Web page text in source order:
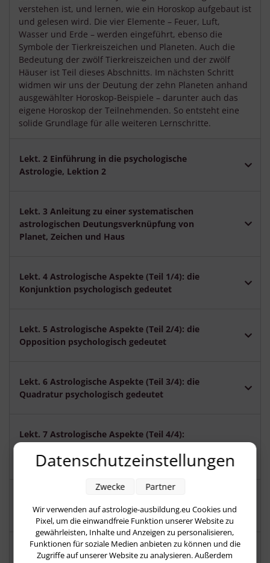
verstehen ist, und lernen, wie ein Horoskop aufgebaut ist
und gelesen wird. Die vier Elemente – Feuer, Luft,
Wasser und Erde – werden eingeführt, ebenso die
Symbole der Tierkreiszeichen und Planeten. Auch die
Bedeutung der zwölf Tierkreiszeichen und der zwölf
Häuser ist Teil dieses Abschnitts. Im nächsten Schritt
widmen wir uns der Deutung der zehn Planeten anhand
ausgewählter Horoskop-Beispiele – darunter auch das
eigene Horoskop der Teilnehmenden. So entsteht eine
solide Grundlage für alle weiteren Lernschritte.
Lekt. 2 Einführung in die psychologische
Astrologie, Lektion 2
Lekt. 3 Anleitung zu einer systematischen
astrologischen Deutungsverknüpfung von
Planet, Zeichen und Haus
Lekt. 4 Astrologische Aspekte (Teil 1/4): die
Konjunktion psychologisch gedeutet
Lekt. 5 Astrologische Aspekte (Teil 2/4): die
Opposition psychologisch gedeutet
Lekt. 6 Astrologische Aspekte (Teil 3/4): die
Quadratur psychologisch gedeutet
Lekt. 7 Astrologische Aspekte (Teil 4/4):
Sextile und Trigone psychologisch
gedeutet;
einzelnen Deutung zusammenfließen.
Lekt. 9 Aspektfiguren im Horoskop finden
Datenschutzeinstellungen
Wir verwenden auf astrologie-ausbildung.eu Cookies und
Pixel, um die einwandfreie Funktion unserer Website zu
gewährleisten, Inhalte und Anzeigen zu personalisieren,
Funktionen für soziale Medien anbieten zu können und die
Zugriffe auf unserer Website zu analysieren. Außerdem
Zwecke Partner